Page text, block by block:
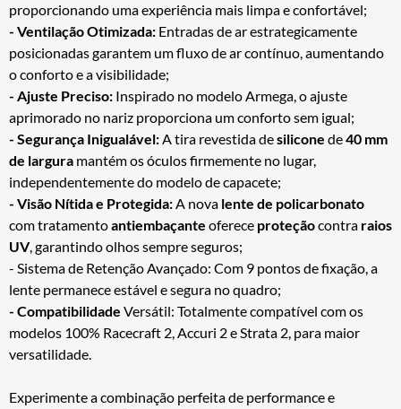
proporcionando uma experiência mais limpa e confortável;
- Ventilação Otimizada: Entradas de ar estrategicamente
posicionadas garantem um fluxo de ar contínuo, aumentando
o conforto e a visibilidade;
- Ajuste Preciso: Inspirado no modelo Armega, o ajuste
aprimorado no nariz proporciona um conforto sem igual;
- Segurança Inigualável:A tira revestida desilicone de40 mm
de largura mantém os óculos firmemente no lugar,
independentemente do modelo de capacete;
- Visão Nítida e Protegida:A nova lente de policarbonato
com tratamentoantiembaçante oferece proteçãocontra raios
UV, garantindo olhos sempre seguros;
- Sistema de Retenção Avançado: Com 9 pontos de fixação, a
lente permanece estável e segura no quadro;
- Compatibilidade Versátil: Totalmente compatível com os
modelos 100% Racecraft 2, Accuri 2 e Strata 2, para maior
versatilidade.
Experimente a combinação perfeita de performance e